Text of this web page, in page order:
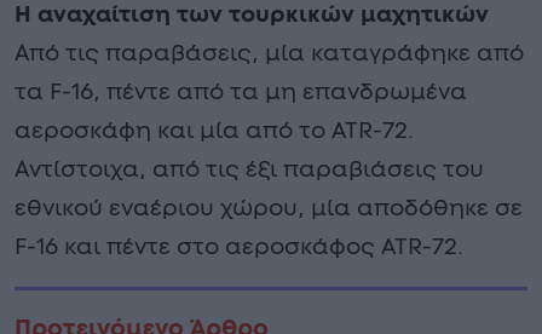
Η αναχαίτιση των τουρκικών μαχητικών
Από τις παραβάσεις, μία καταγράφηκε από
τα F-16, πέντε από τα μη επανδρωμένα
αεροσκάφη και μία από το ATR-72.
Αντίστοιχα, από τις έξι παραβιάσεις του
εθνικού εναέριου χώρου, μία αποδόθηκε σε
F-16 και πέντε στο αεροσκάφος ATR-72.
Προτεινόμενο Άρθρο